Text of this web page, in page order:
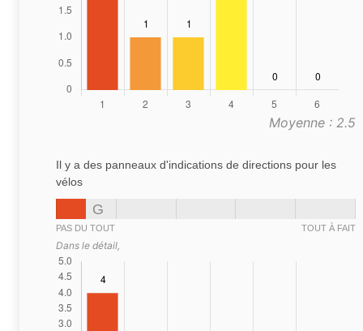
Moyenne : 2.5
Il y a des panneaux d'indications de directions pour les
vélos
G
PAS DU TOUT TOUT À FAIT
Dans le détail,